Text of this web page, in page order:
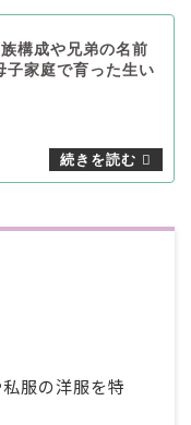
構成や兄弟の名前
子家庭で育った生い
服の洋服を特